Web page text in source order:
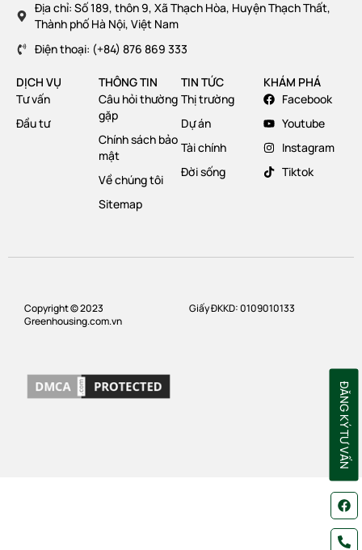
Địa chỉ: Số 189, thôn 9, Xã Thạch Hòa, Huyện Thạch Thất,
Thành phố Hà Nội, Việt Nam
Điện thoại: (+84) 876 869 333
DỊCH VỤ
Tư vấn
Đầu tư
THÔNG TIN
Câu hỏi thường
gặp
Chính sách bảo
mật
Về chúng tôi
Sitemap
TIN TỨC
Thị trường
Dự án
Tài chính
Đời sống
KHÁM PHÁ
Facebook
Youtube
Instagram
Tiktok
Copyright © 2023
Greenhousing.com.vn
Giấy ĐKKD: 0109010133
ĐĂNG KÝ TƯ VẤN